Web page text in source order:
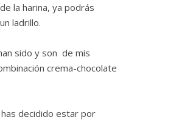
la harina, ya podrás
ladrillo.
sido y son de mis
crema-chocolate
decidido estar por